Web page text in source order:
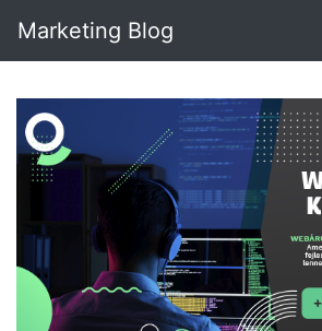
Marketing Blog